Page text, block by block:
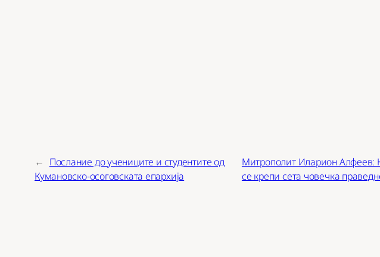
← Послание до учениците и студентите од
Кумановско-осоговската епархија
Митрополит Иларион Алфеев:
се крепи сета човечка